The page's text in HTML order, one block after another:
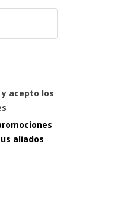
y acepto los
aliados